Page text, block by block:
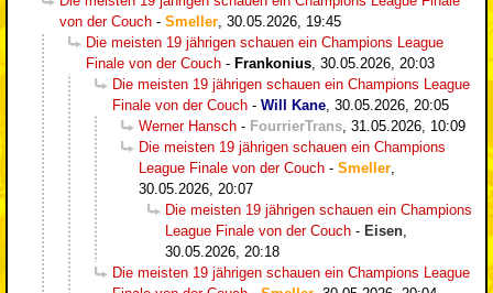
von der Couch - Smeller 30.05.2026, 19:45
Die meisten 19 jährigen schauen ein Champions League
Finale von der Couch - Frankonius 30.05.2026, 20:03
Die meisten 19 jährigen schauen ein Champions League
Finale von der Couch - Will Kane 30.05.2026, 20:05
Werner Hansch - FourrierTrans 31.05.2026, 10:09
Die meisten 19 jährigen schauen ein Champions
League Finale von der Couch - Smeller
30.05.2026, 20:07
Die meisten 19 jährigen schauen ein Champions
League Finale von der Couch - Eisen
30.05.2026, 20:18
Die meisten 19 jährigen schauen ein Champions League